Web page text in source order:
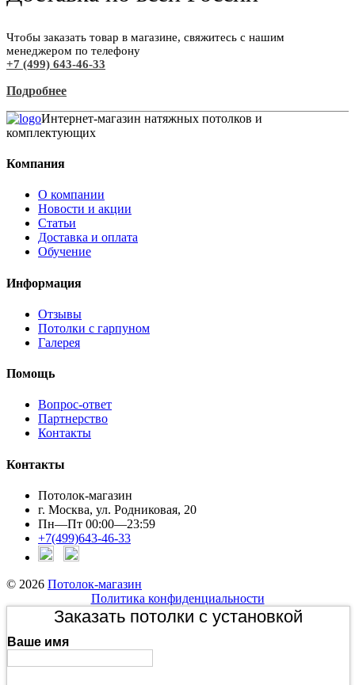
Чтобы заказать товар в магазине, свяжитесь с нашим
менеджером по телефону
+7 (499) 643-46-33
Подробнее
Интернет-магазин натяжных потолков и
комплектующих
Компания
О компании
Новости и акции
Статьи
Доставка и оплата
Обучение
Информация
Отзывы
Потолки с гарпуном
Галерея
Помощь
Вопрос-ответ
Партнерство
Контакты
Контакты
Потолок-магазин
г. Москва, ул. Родниковая, 20
Пн—Пт 00:00—23:59
+7(499)643-46-33
© 2026 Потолок-магазин
Политика конфиденциальности
Заказать потолки с установкой
Ваше имя